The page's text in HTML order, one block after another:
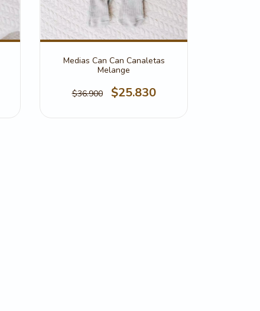
Medias Can Can Canaletas
Melange
$36.900 $25.830